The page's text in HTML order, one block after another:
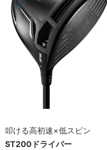
叩ける高初速×低スピン
ST200ドライバー